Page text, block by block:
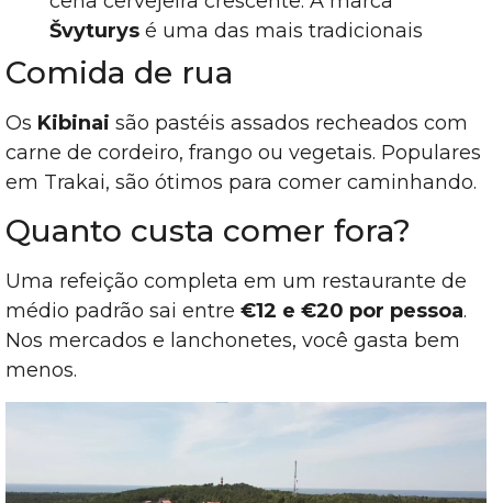
Švyturys é uma das mais tradicionais
Comida de rua
Os Kibinai são pastéis assados recheados com
carne de cordeiro, frango ou vegetais. Populares
em Trakai, são ótimos para comer caminhando.
Quanto custa comer fora?
Uma refeição completa em um restaurante de
médio padrão sai entre €12 e €20 por pessoa.
Nos mercados e lanchonetes, você gasta bem
menos.